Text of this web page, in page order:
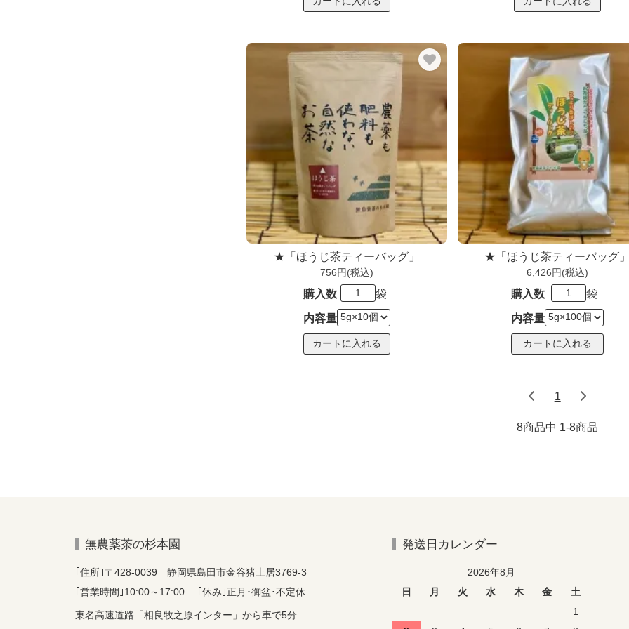
★「ほうじ茶ティーバッグ」
756円(税込)
購入数 袋
内容量
★「ほうじ茶ティーバッグ
6,426円(税込)
購入数 袋
内容量
1
8商品中 1-8商品
無農薬茶の杉本園
｢住所｣〒428-0039 静岡県島田市金谷猪土居3769-3
｢営業時間｣10:00～17:00 ｢休み｣正月･御盆･不定休
東名高速道路「相良牧之原インター」から車で5分
発送日カレンダー
2026年8月
日
月 火 水 木 金
土
1